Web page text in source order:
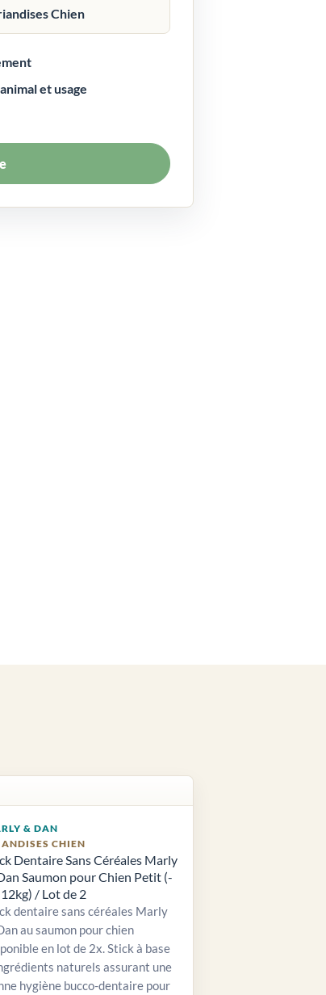
Chien
et usage
& DAN
CHIEN
Dentaire Sans Céréales Marly
Saumon pour Chien Petit (-
/ Lot de 2
dentaire sans céréales Marly
au saumon pour chien
en lot de 2x. Stick à base
naturels assurant une
hygiène bucco-dentaire pour